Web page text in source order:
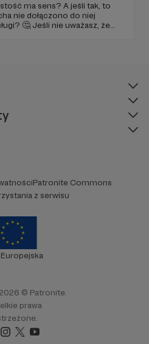
ma sens? A jeśli tak, to
nie dołączono do niej
🤔 Jeśli nie uważasz, że
Patronite Commons
z serwisu
Europejska
© Patronite.
prawa